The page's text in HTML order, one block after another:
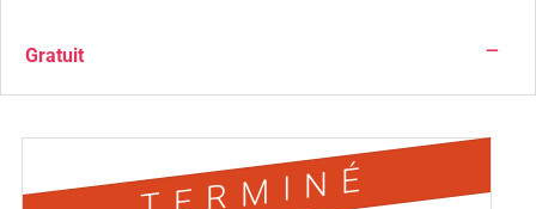
Gratuit —
TERMINÉ